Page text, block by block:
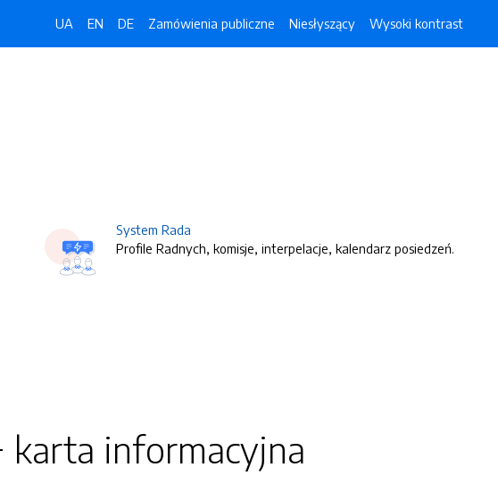
UA EN DE Zamówienia publiczne Niesłyszący Wysoki kontrast
System Rada
Profile Radnych, komisje, interpelacje, kalendarz posiedzeń.
karta informacyjna